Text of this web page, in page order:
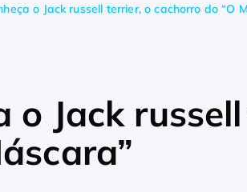
o Jack russell terrier, o cachorro do “O
o Jack